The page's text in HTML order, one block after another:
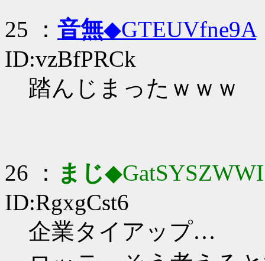
25 ： 音無◆GTEUVfne9A
ID:vzBfPRCk
踏んじまったｗｗｗ
26 ： まじ◆GatSYSZWWI
ID:RgxgCst6
企業タイアップ…